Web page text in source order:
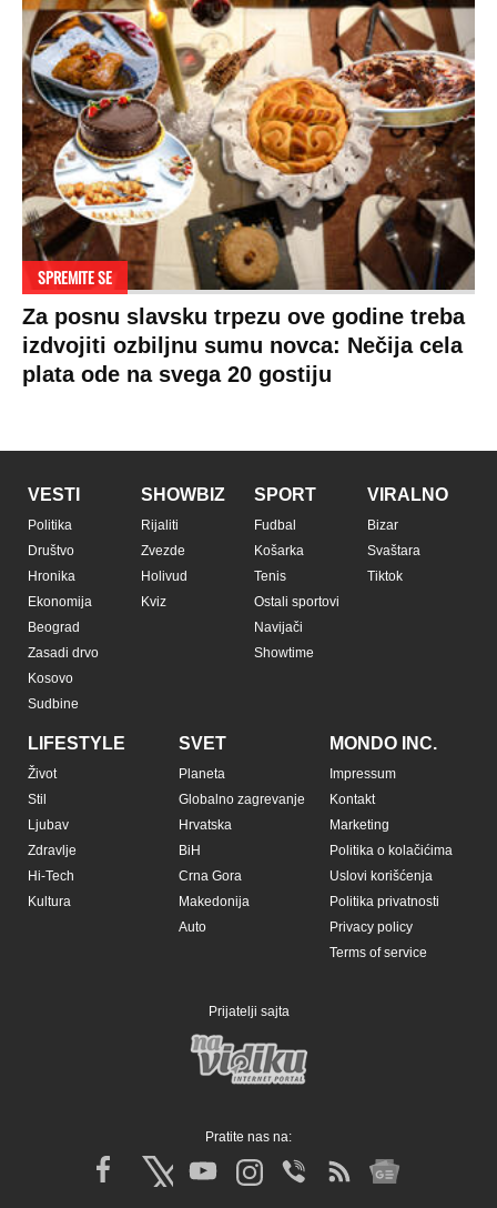
SPREMITE SE
Za posnu slavsku trpezu ove godine treba
izdvojiti ozbiljnu sumu novca: Nečija cela
plata ode na svega 20 gostiju
VESTI
Politika
Društvo
Hronika
Ekonomija
Beograd
Zasadi drvo
Kosovo
Sudbine
SHOWBIZ
Rijaliti
Zvezde
Holivud
Kviz
SPORT
Fudbal
Košarka
Tenis
Ostali sportovi
Navijači
Showtime
VIRALNO
Bizar
Svaštara
Tiktok
LIFESTYLE
Život
Stil
Ljubav
Zdravlje
Hi-Tech
Kultura
SVET
Planeta
Globalno zagrevanje
Hrvatska
BiH
Crna Gora
Makedonija
Auto
MONDO INC.
Impressum
Kontakt
Marketing
Politika o kolačićima
Uslovi korišćenja
Politika privatnosti
Privacy policy
Terms of service
Prijatelji sajta
Pratite nas na: